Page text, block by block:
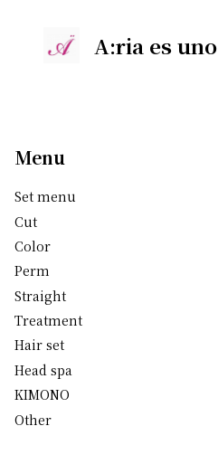
A:ria es uno
Menu
Set menu
Cut
Color
Perm
Straight
Treatment
Hair set
Head spa
KIMONO
Other